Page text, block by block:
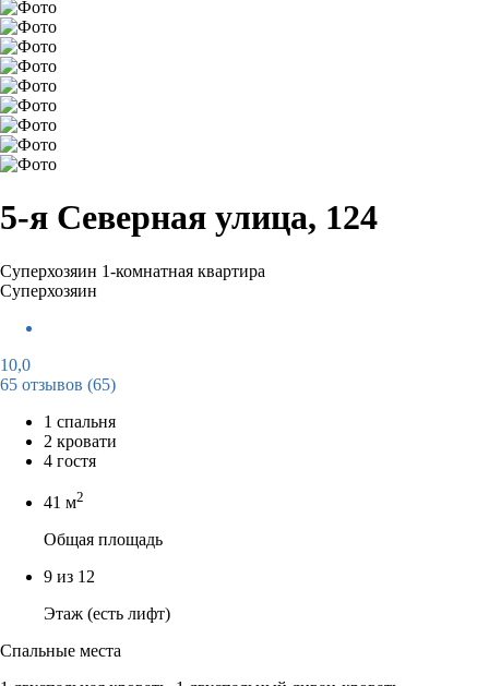
5-я Северная улица, 124
Суперхозяин 1-комнатная квартира
Суперхозяин
10,0
65 отзывов (65)
1 спальня
2 кровати
4 гостя
41 м2
Общая площадь
9 из 12
Этаж (есть лифт)
Спальные места